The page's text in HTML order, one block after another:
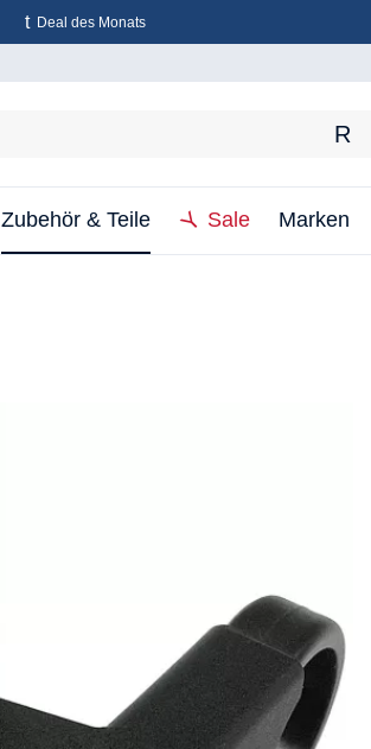
Deal des Monats
Zubehör & Teile Sale Marken